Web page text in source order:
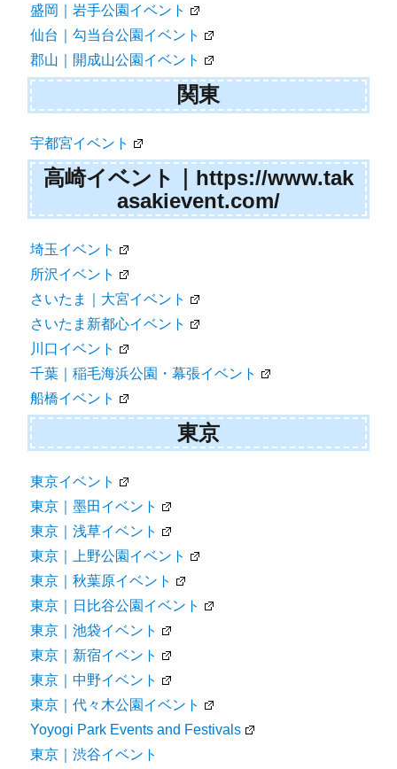
盛岡｜岩手公園イベント
仙台｜勾当台公園イベント
郡山｜開成山公園イベント
関東
宇都宮イベント
高崎イベント｜https://www.tak
asakievent.com/
埼玉イベント
所沢イベント
さいたま｜大宮イベント
さいたま新都心イベント
川口イベント
千葉｜稲毛海浜公園・幕張イベント
船橋イベント
東京
東京イベント
東京｜墨田イベント
東京｜浅草イベント
東京｜上野公園イベント
東京｜秋葉原イベント
東京｜日比谷公園イベント
東京｜池袋イベント
東京｜新宿イベント
東京｜中野イベント
東京｜代々木公園イベント
Yoyogi Park Events and Festivals
東京｜渋谷イベント